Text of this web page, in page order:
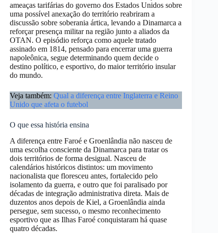
ameaças tarifárias do governo dos Estados Unidos sobre
uma possível anexação do território reabriram a
discussão sobre soberania ártica, levando a Dinamarca a
reforçar presença militar na região junto a aliados da
OTAN. O episódio reforça como aquele tratado
assinado em 1814, pensado para encerrar uma guerra
napoleônica, segue determinando quem decide o
destino político, e esportivo, do maior território insular
do mundo.
Veja também: Qual a diferença entre Inglaterra e Reino
Unido que afeta o futebol
O que essa história ensina
A diferença entre Faroé e Groenlândia não nasceu de
uma escolha consciente da Dinamarca para tratar os
dois territórios de forma desigual. Nasceu de
calendários históricos distintos: um movimento
nacionalista que floresceu antes, fortalecido pelo
isolamento da guerra, e outro que foi paralisado por
décadas de integração administrativa direta. Mais de
duzentos anos depois de Kiel, a Groenlândia ainda
persegue, sem sucesso, o mesmo reconhecimento
esportivo que as Ilhas Faroé conquistaram há quase
quatro décadas.